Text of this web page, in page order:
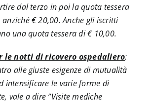
dal terzo in poi la quota tessera
€ 20,00. Anche gli iscritti
una quota tessera di € 10,00.
le notti di ricovero ospedaliero:
alle giuste esigenze di mutualità
intensificare le varie forme di
vale a dire ”Visite mediche